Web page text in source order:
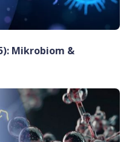
Mikrobiom &